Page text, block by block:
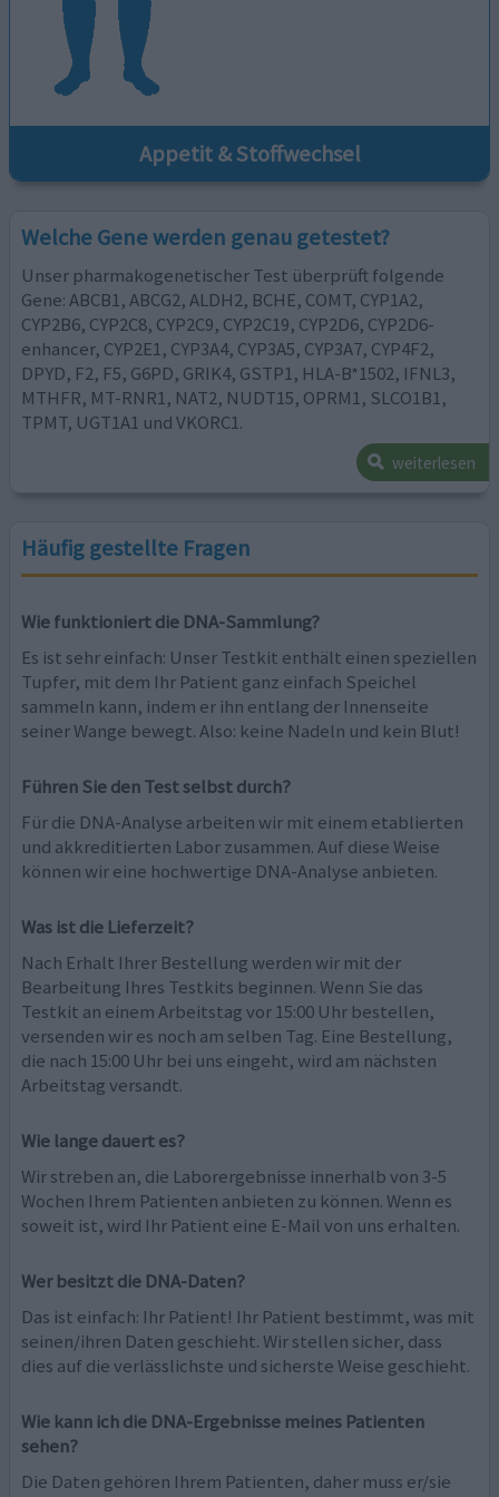
Appetit & Stoffwechsel
Welche Gene werden genau getestet?
Unser pharmakogenetischer Test überprüft folgende
Gene: ABCB1, ABCG2, ALDH2, BCHE, COMT, CYP1A2,
CYP2B6, CYP2C8, CYP2C9, CYP2C19, CYP2D6, CYP2D6-
enhancer, CYP2E1, CYP3A4, CYP3A5, CYP3A7, CYP4F2,
DPYD, F2, F5, G6PD, GRIK4, GSTP1, HLA-B*1502, IFNL3,
MTHFR, MT-RNR1, NAT2, NUDT15, OPRM1, SLCO1B1,
TPMT, UGT1A1 und VKORC1.
weiterlesen
Häufig gestellte Fragen
Wie funktioniert die DNA-Sammlung?
Es ist sehr einfach: Unser Testkit enthält einen speziellen
Tupfer, mit dem Ihr Patient ganz einfach Speichel
sammeln kann, indem er ihn entlang der Innenseite
seiner Wange bewegt. Also: keine Nadeln und kein Blut!
Führen Sie den Test selbst durch?
Für die DNA-Analyse arbeiten wir mit einem etablierten
und akkreditierten Labor zusammen. Auf diese Weise
können wir eine hochwertige DNA-Analyse anbieten.
Was ist die Lieferzeit?
Nach Erhalt Ihrer Bestellung werden wir mit der
Bearbeitung Ihres Testkits beginnen. Wenn Sie das
Testkit an einem Arbeitstag vor 15:00 Uhr bestellen,
versenden wir es noch am selben Tag. Eine Bestellung,
die nach 15:00 Uhr bei uns eingeht, wird am nächsten
Arbeitstag versandt.
Wie lange dauert es?
Wir streben an, die Laborergebnisse innerhalb von 3-5
Wochen Ihrem Patienten anbieten zu können. Wenn es
soweit ist, wird Ihr Patient eine E-Mail von uns erhalten.
Wer besitzt die DNA-Daten?
Das ist einfach: Ihr Patient! Ihr Patient bestimmt, was mit
seinen/ihren Daten geschieht. Wir stellen sicher, dass
dies auf die verlässlichste und sicherste Weise geschieht.
Wie kann ich die DNA-Ergebnisse meines Patienten
sehen?
Die Daten gehören Ihrem Patienten, daher muss er/sie